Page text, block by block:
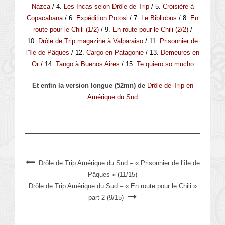
Nazca/ 4. Les Incas selon Drôle de Trip/ 5. Croisière à
Copacabana / 6. Expédition Potosi / 7. Le Bibliobus / 8.
En
route pour le Chili (1/2) / 9. En route pour le Chili (2/2)/
10.
Drôle de Trip magazine à Valparaiso / 11.
Prisonnier de
l’île de Pâques / 12. Cargo en Patagonie/ 13.
Demeures en
Or/ 14. Tango à Buenos Aires / 15. Te quiero so mucho
Et enfin la version longue (52mn) de Drôle de Trip en
Amérique du Sud
Drôle de Trip Amérique du Sud – « Prisonnier de l’île de
Pâques » (11/15)
Drôle de Trip Amérique du Sud – « En route pour le Chili »
part 2 (9/15)